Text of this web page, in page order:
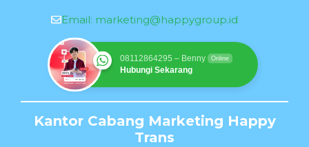
Email: marketing@happygroup.id
08112864295 – Benny Online
Hubungi Sekarang
Kantor Cabang Marketing Happy
Trans